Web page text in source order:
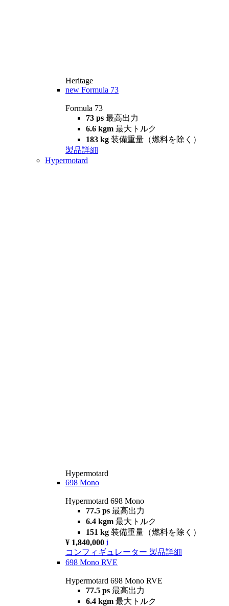
Heritage
new Formula 73
Formula 73
73 ps 最高出力
6.6 kgm 最大トルク
183 kg 装備重量（燃料を除く）
製品詳細
Hypermotard
Hypermotard
698 Mono
Hypermotard 698 Mono
77.5 ps 最高出力
6.4 kgm 最大トルク
151 kg 装備重量（燃料を除く）
¥ 1,840,000 i
コンフィギュレーター 製品詳細
698 Mono RVE
Hypermotard 698 Mono RVE
77.5 ps 最高出力
6.4 kgm 最大トルク